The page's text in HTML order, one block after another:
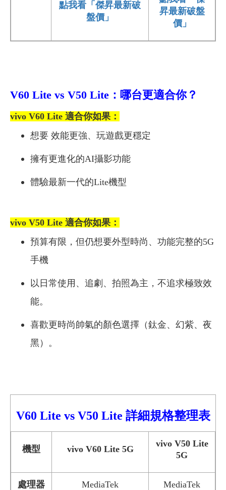
點我看「傑昇最新破
盤價」
昇最新破盤
價」
V60 Lite vs V50 Lite：哪台更適合你？
vivo V60 Lite 適合你如果：
想要 效能更強、玩遊戲更穩定
擁有更進化的AI攝影功能
體驗最新一代的Lite機型
vivo V50 Lite 適合你如果：
預算有限，但仍想要外型時尚、功能完整的5G
手機
以日常使用、追劇、拍照為主，不追求極致效
能。
喜歡更時尚帥氣的顏色選擇（鈦金、幻紫、夜
黑）。
V60 Lite vs V50 Lite 詳細規格整理表
機型 vivo V60 Lite 5G
vivo V50 Lite
5G
處理器
MediaTek
MediaTek